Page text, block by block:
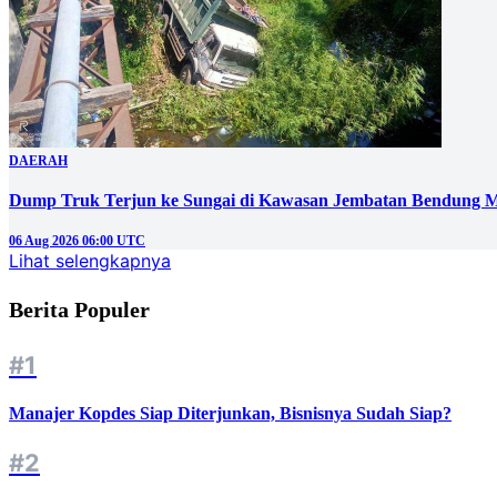
DAERAH
Dump Truk Terjun ke Sungai di Kawasan Jembatan Bendung
06 Aug 2026 06:00 UTC
Lihat selengkapnya
Berita Populer
#1
Manajer Kopdes Siap Diterjunkan, Bisnisnya Sudah Siap?
#2